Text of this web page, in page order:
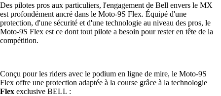
Des pilotes pros aux particuliers, l'engagement de Bell envers le MX
est profondément ancré dans le Moto-9S Flex. Équipé d'une
protection, d'une sécurité et d'une technologie au niveau des pros, le
Moto-9S Flex est ce dont tout pilote a besoin pour rester en tête de la
compétition.
Conçu pour les riders avec le podium en ligne de mire, le Moto-9S
Flex offre une protection adaptée à la course grâce à la technologie
Flex exclusive BELL :